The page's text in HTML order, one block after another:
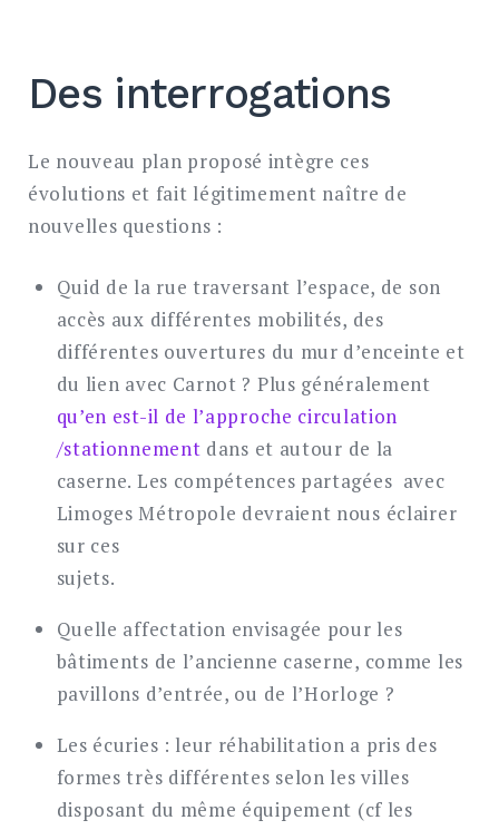
Des interrogations
Le nouveau plan proposé intègre ces
évolutions et fait légitimement naître de
nouvelles questions :
Quid de la rue traversant l’espace, de son
accès aux différentes mobilités, des
différentes ouvertures du mur d’enceinte et
du lien avec Carnot ? Plus généralement
qu’en est-il de l’approche circulation
/stationnement dans et autour de la
caserne. Les compétences partagées avec
Limoges Métropole devraient nous éclairer
sur ces
Quelle affectation envisagée pour les
bâtiments de l’ancienne caserne, comme les
pavillons d’entrée, ou de l’Horloge ?
Les écuries : leur réhabilitation a pris des
formes très différentes selon les villes
disposant du même équipement (cf les